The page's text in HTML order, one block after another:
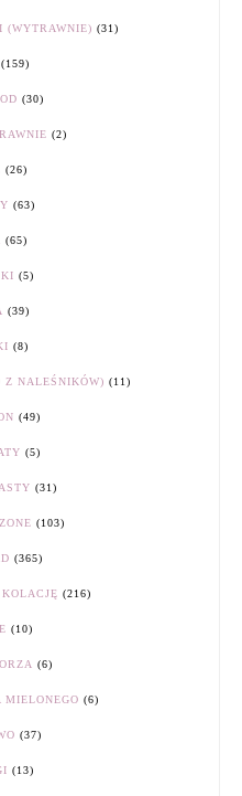
(WYTRAWNIE) (31)
(159)
(30)
(2)
(26)
(63)
(65)
(5)
(39)
(8)
NALEŚNIKÓW) (11)
(49)
(5)
(31)
(103)
(365)
(216)
(10)
(6)
MIELONEGO (6)
(37)
(13)